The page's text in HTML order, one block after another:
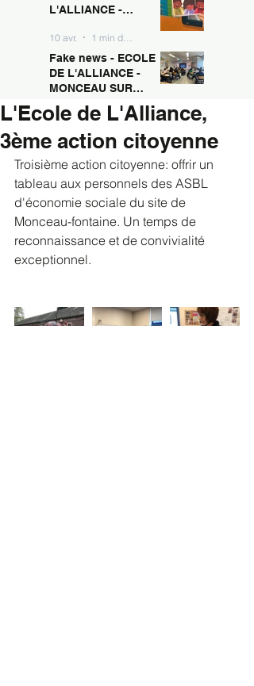
L'ALLIANCE -
SAMBRE
10 avr.
Fake news - ECOLE
DE L'ALLIANCE -
MONCEAU SUR
SAMBRE
10 avr. 1 min de lecture
L'Ecole de L'Alliance,
3ème action citoyenne
Troisième action citoyenne: offrir un
tableau aux personnels des ASBL
d'économie sociale du site de
Monceau-fontaine. Un temps de
reconnaissance et de convivialité
exceptionnel.